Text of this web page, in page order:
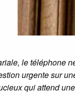
le téléphone
urgente sur
qui attend